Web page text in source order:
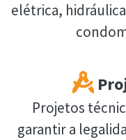
elétrica,
Projetos
garantir a